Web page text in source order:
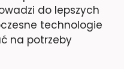
do lepszych
technologie
na potrzeby